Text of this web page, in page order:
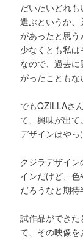
だいたいどれ
選ぶというか、
があったと思う
少なくとも私は
なので、過去
がったこともな
でもQZILLAさ
て、興味が出て。
デザインはやっ
クジラデザイ
インだけど、
だろうなと期待
試作品ができた
て、その映像を